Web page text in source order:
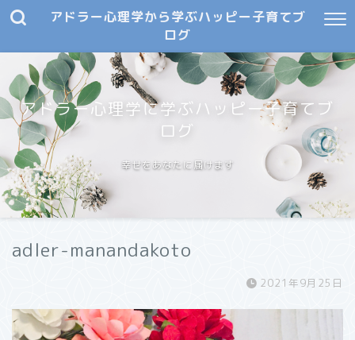
アドラー心理学から学ぶハッピー子育てブ
ログ
アドラー心理学に学ぶハッピー子育てブ
ログ
幸せをあなたに届けます
adler-manandakoto
2021年9月25日